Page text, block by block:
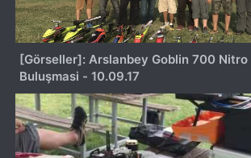
[Görseller]: Arslanbey Goblin 700 Nitro
Buluşmasi - 10.09.17